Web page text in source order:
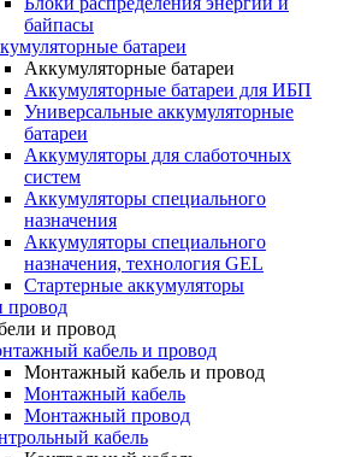
байпасы
батареи
Аккумуляторные батареи
Аккумуляторные батареи для ИБП
Универсальные аккумуляторные
батареи
Аккумуляторы для слаботочных
систем
Аккумуляторы специального
назначения
Аккумуляторы специального
назначения, технология GEL
Стартерные аккумуляторы
провод
и провод
кабель и провод
Монтажный кабель и провод
Монтажный кабель
Монтажный провод
кабель